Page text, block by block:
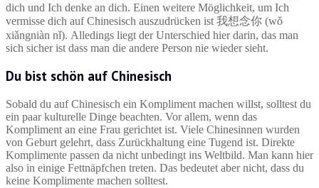
dich und Ich denke an dich. Einen weitere Möglichkeit, um Ich
vermisse dich auf Chinesisch auszudrücken ist 我想念你 (wǒ
xiǎngniàn nǐ). Alledings liegt der Unterschied hier darin, das man
sich sicher ist dass man die andere Person nie wieder sieht.
Du bist schön auf Chinesisch
Sobald du auf Chinesisch ein Kompliment machen willst, solltest du
ein paar kulturelle Dinge beachten. Vor allem, wenn das
Kompliment an eine Frau gerichtet ist. Viele Chinesinnen wurden
von Geburt gelehrt, dass Zurückhaltung eine Tugend ist. Direkte
Komplimente passen da nicht unbedingt ins Weltbild. Man kann hier
also in einige Fettnäpfchen treten. Das bedeutet aber nicht, dass du
keine Komplimente machen solltest.